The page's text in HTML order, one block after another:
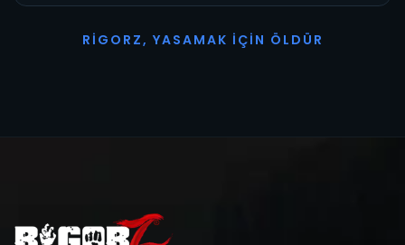
R I G O R Z, YASAMAK İ ÇI N Ö L D Ü R